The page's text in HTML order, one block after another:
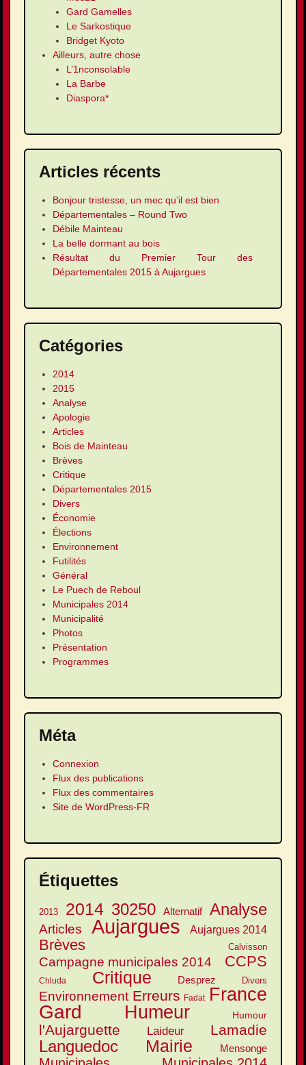
Gard Gamelles
Le Sarkostique
Bridget Kyoto
Ailleurs, autre chose
L’1nconsolable
La Barbe
Diaspora*
Articles récents
Bonjour tristesse, un mec qu’il est bien
Départementales – Round Two
Débile Mainteau
La belle dormant au bois
Résultat du Premier Tour des
Départementales 2015 à Aujargues
Catégories
2014
2015
Analyse
Apologie
Articles
Bois de Mainteau
Brèves
Critique
Départementales 2015
Divers
Économie
Élections
Environnement
Futilités
Général
Le Puech de Reboul
Municipales 2014
Municipalité
Photos
Présentation
Programmes
Méta
Connexion
Flux des publications
Flux des commentaires
Site de WordPress-FR
Étiquettes
2013 2014 30250 Alternatif Analyse
Articles Aujargues Aujargues 2014
Brèves Calvisson
Campagne municipales 2014 CCPS
Chluda Critique Desprez Divers
Environnement Erreurs Fadat France
Gard Humeur Humour
l'Aujarguette Laideur Lamadie
Languedoc Mairie Mensonge